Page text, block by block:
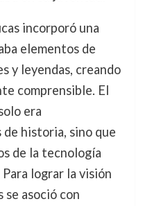
incorporó una
elementos de
y leyendas, creando
comprensible. El
era
historia, sino que
de la tecnología
lograr la visión
se asoció con